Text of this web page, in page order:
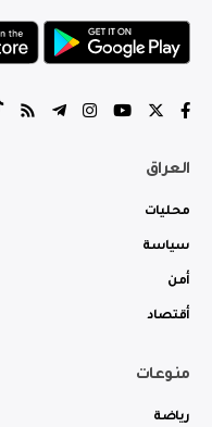
العراق
محليات
سياسة
أمن
أقتصاد
منوعات
رياضة